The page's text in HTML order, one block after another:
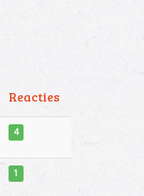
Reacties
4
1